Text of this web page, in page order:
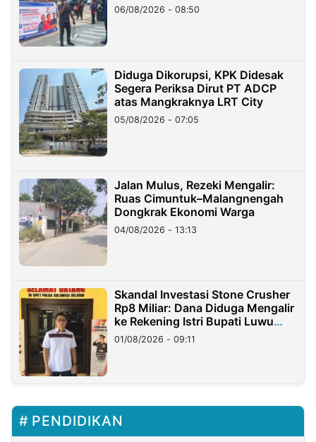
06/08/2026 - 08:50
Diduga Dikorupsi, KPK Didesak
Segera Periksa Dirut PT ADCP
atas Mangkraknya LRT City
05/08/2026 - 07:05
Jalan Mulus, Rezeki Mengalir:
Ruas Cimuntuk–Malangnengah
Dongkrak Ekonomi Warga
04/08/2026 - 13:13
Skandal Investasi Stone Crusher
Rp8 Miliar: Dana Diduga Mengalir
ke Rekening Istri Bupati Luwu
Timur
01/08/2026 - 09:11
PENDIDIKAN